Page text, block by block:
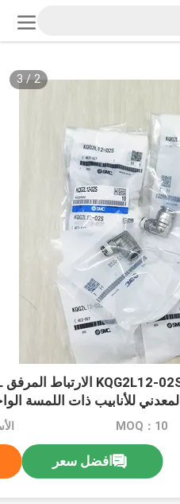
2
/
3
المعدني للأنابيب ذات اللمسة
MOQ：10
افضل سعر